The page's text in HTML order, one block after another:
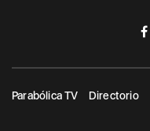
Parabólica TV
Directorio